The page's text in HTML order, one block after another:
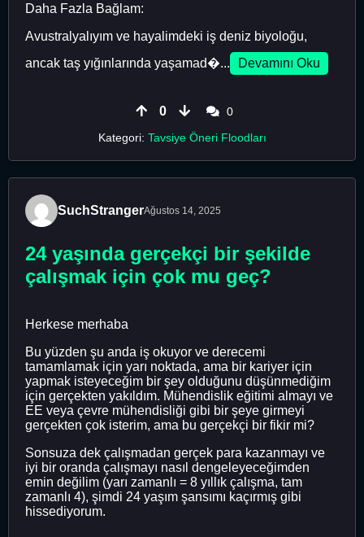
Daha Fazla Bağlam:
Avustralyalıyım ve hayalimdeki iş deniz biyoloğu,
ancak taş yığınlarında yaşamad�...
Devamını Oku
0
0
Kategori: Tavsiye Öneri Floodları
SuchStrangerAğustos 14, 2025
24 yaşında gerçekçi bir şekilde
çalışmak için çok mu geç?
Herkese merhaba
Bu yüzden şu anda iş okuyor ve derecemi
tamamlamak için yarı noktada, ama bir kariyer için
yapmak isteyeceğim bir şey olduğunu düşünmediğim
için gerçekten yakıldım. Mühendislik eğitimi almayı ve
EE veya çevre mühendisliği gibi bir şeye girmeyi
gerçekten çok isterim, ama bu gerçekçi bir fikir mi?
Sonsuza dek çalışmadan gerçek para kazanmayı ve
iyi bir oranda çalışmayı nasıl dengeleyeceğimden
emin değilim (yarı zamanlı = 8 yıllık çalışma, tam
zamanlı 4), şimdi 24 yaşım şansımı kaçırmış gibi
hissediyorum.